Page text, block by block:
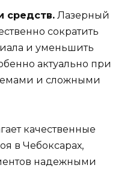
средств. Лазерный
сократить
и уменьшить
актуально при
и сложными
качественные
в Чебоксарах,
надежными